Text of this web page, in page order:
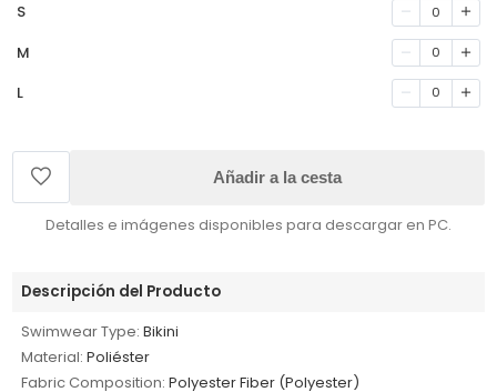
S 0
M 0
L 0
Añadir a la cesta
Detalles e imágenes disponibles para descargar en PC.
Descripción del Producto
Swimwear Type: Bikini
Material: Poliéster
Fabric Composition: Polyester Fiber (Polyester)